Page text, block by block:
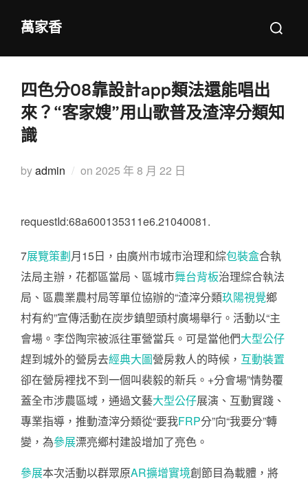
萬家香
Search
四色分08靠設計app類法還能唱出
來？“客家嫂”用山歌普及渣滓分類知
識
byadmin on Posted
2025 年 8 月 22 日
requestId:68a600135311e6.21040081.
7展覽策劃月15日，由廣州市城市治理和綜包裝盒合執
法局主辦，花都區當局、區城市舞台背板治理綜合執法
局、區農業農村局等單位協辦的“渣滓分類玖陽視覺鄉
村有約”宣傳活動在炭步鎮塱頭村廣場舉行。活動以“主
會場。李岱陶宗被派往軍營當兵。可是當他們大型公仔
趕到城外的營房去經典大圖營房救人的時候， 互動裝置
卻在營房裡找不到一個叫裴毅的新兵。+分會場”情勢覆
蓋全市涉農區域，通過文藝大型公仔展演、互動實踐、
專業指導，推動渣滓分類從“要我FRP分”向“我要分”轉
變，為參展漂亮鄉村建設增加了亮色。
參展本次活動以群眾原AR擴增實境創節目為載體，將